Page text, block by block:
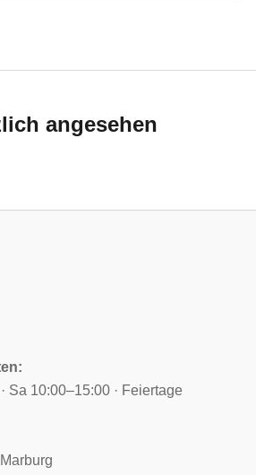
angesehen
Sa 10:00–15:00 · Feiertage